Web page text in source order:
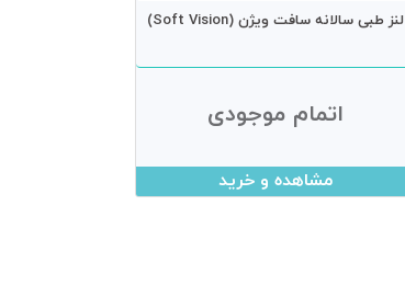
لنز طبی سالانه سافت ویژن (Soft Vision)
اتمام موجودی
مشاهده و خرید